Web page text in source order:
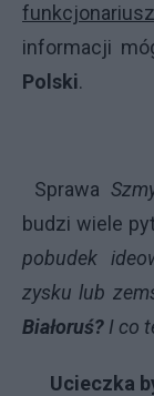
informacji
Polski.
Sprawa
budzi wiele
pobudek
zysku lub
Białoruś? I co
Ucieczka